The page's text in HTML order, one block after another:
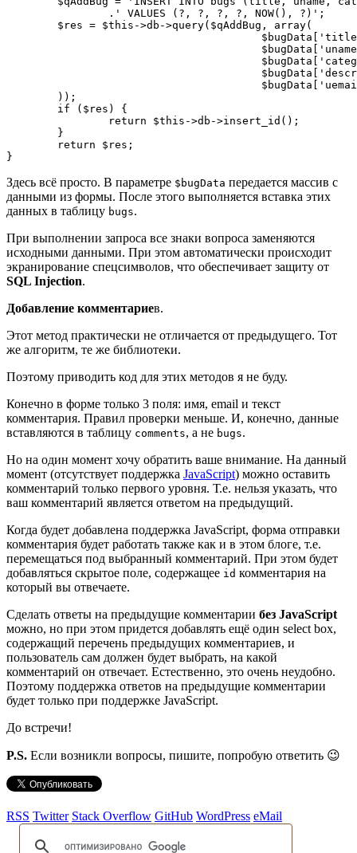
}
Здесь всё просто. В параметре $bugData передается массив с
данными из формы. После этого выполняется вставка этих
данных в таблицу bugs.
При выполнении запроса все знаки вопроса заменяются
исходными данными. При этом автоматически происходит
экранирование спецсимволов, что обеспечивает защиту от
SQL Injection.
Добавление комментариев.
Этот метод практически не отличается от предыдущего. Тот
же алгоритм, те же библиотеки.
Поэтому приводить код для этих методов я не буду.
Конечно в форме только 3 поля: имя, email и текст
комментария. Правил проверки меньше. И, конечно, данные
вставляются в таблицу comments, а не bugs.
Но на один момент хочу обратить ваше внимание. На данный
момент (отсутствует поддержка JavaScript) можно оставить
комментарий только первого уровня. Т.е. нельзя указать, что
ваш комментарий является ответом на предыдущий.
Когда будет добавлена поддержка JavaScript, форма отправки
комментария будет работать также как и в этом блоге, т.е.
перемещаться под выбранный комментарий. При этом будет
добавляться скрытое поле, содержащее id комментария на
который вы отвечаете.
Сделать ответы на предыдущие комментарии без JavaScript
можно, но при этом придется добавлять ещё один select box,
содержащий перечень предыдущих комментариев, и
пользователь сам должен будет выбрать, на какой
комментарий он отвечает. Естественно, это очень неудобно.
Поэтому поддержка ответов на предыдущие комментарии
будет только при поддержке JavaScript.
До встречи!
P.S. Если возникли вопросы, пишите, попробую ответить 😉
RSS Twitter Stack Overflow GitHub WordPress eMail